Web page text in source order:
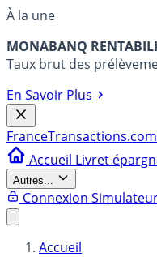
À la une
MONABANQ
Taux brut des
En Savoir Plus
FranceTransactions.com
Accueil Livret
Autres...
Connexion
Accueil